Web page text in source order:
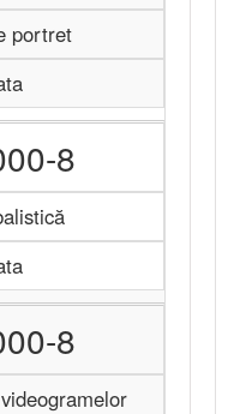
portret
8
8